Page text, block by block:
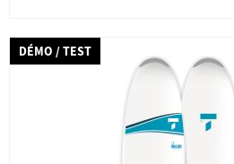
DÉMO / TEST